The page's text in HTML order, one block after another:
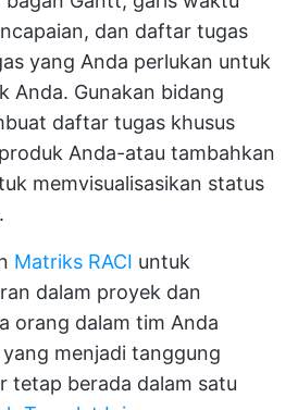
dan daftar tugas
yang Anda perlukan untuk
Anda. Gunakan bidang
daftar tugas khusus
Anda-atau tambahkan
memvisualisasikan status
Matriks RACI untuk
dalam proyek dan
orang dalam tim Anda
menjadi tanggung
tetap berada dalam satu